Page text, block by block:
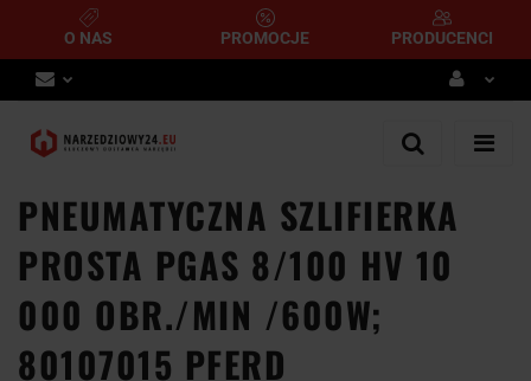
O NAS PROMOCJE PRODUCENCI
Zaloguj się
Dodaj zgłoszenie
PNEUMATYCZNA SZLIFIERKA
PROSTA PGAS 8/100 HV 10
000 OBR./MIN /600W;
80107015 PFERD